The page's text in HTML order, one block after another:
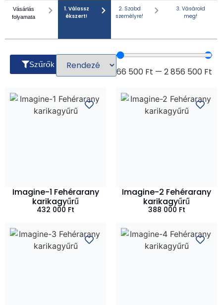
Vásárlás
folyamata
1. Válassz
ékszert!
2. Szabd
személyre!
3. Vásárold
meg!
Szűrők
66 500 Ft — 2 856 500 Ft
Imagine-1 Fehérarany
karikagyűrű
432 000 Ft
Imagine-2 Fehérarany
karikagyűrű
388 000 Ft